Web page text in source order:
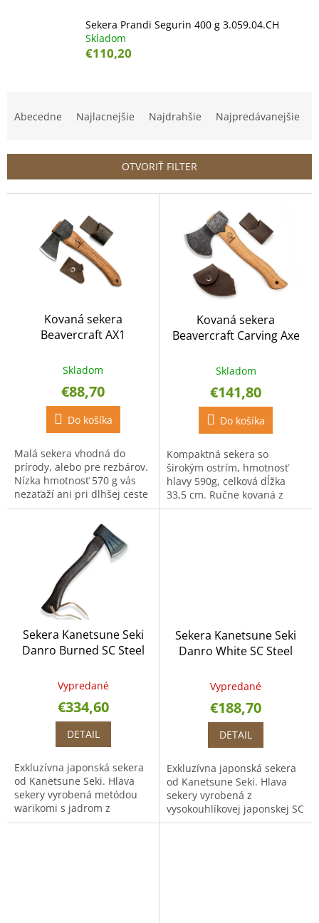
Sekera Prandi Segurin 400 g 3.059.04.CH
Skladom
€110,20
i
e
Abecedne Najlacnejšie Najdrahšie Najpredávanejšie
OTVORIŤ FILTER
V
Kovaná sekera
Beavercraft AX1
Skladom
€88,70
Do košíka
Malá sekera vhodná do
prírody, alebo pre rezbárov.
Nízka hmotnosť 570 g vás
nezaťaží ani pri dlhšej ceste
a s dĺžkou 30,3 cm sa hravo
zmestí do batohu. Je určená
Kovaná sekera
Beavercraft Carving Axe
Skladom
€141,80
Do košíka
Kompaktná sekera so
širokým ostrím, hmotnosť
hlavy 590g, celková dĺžka
33,5 cm. Ručne kovaná z
uhlíkovej ocele 65G tvrdosti
Sekera Kanetsune Seki
Danro Burned SC Steel
Vypredané
€334,60
DETAIL
Exkluzívna japonská sekera
od Kanetsune Seki. Hlava
sekery vyrobená metódou
warikomi s jadrom z
vysokouhlíkovej japonskej SC
Sekera Kanetsune Seki
Danro White SC Steel
Vypredané
€188,70
DETAIL
Exkluzívna japonská sekera
od Kanetsune Seki. Hlava
sekery vyrobená z
vysokouhlíkovej japonskej SC
ocele. Rukoväť z dreva